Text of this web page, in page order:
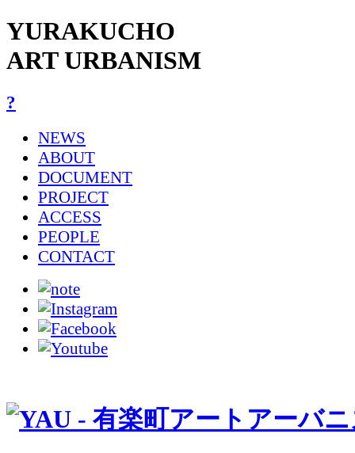
YURAKUCHO
ART URBANISM
?
NEWS
ABOUT
DOCUMENT
PROJECT
ACCESS
PEOPLE
CONTACT